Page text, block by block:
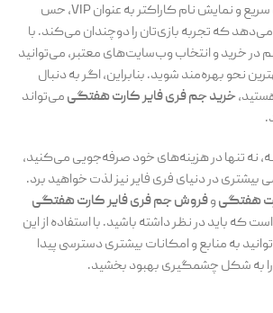
علاوه بر این، فعال‌سازی سریع و نمایش نام کاراکتر به عنوان VIP، حس
می‌دهد که تجربه بازی‌تان را دوچندان می‌کند. با
خرید و انتخاب وب‌سایت‌های معتبر، می‌توانید
نحو بهره‌مند شوید. بنابراین، اگر به دنبال
خرید جم فری فایر کارت هفتگیمی‌تواند
نه تنها در هزینه‌های خود صرفه‌جویی می‌کنید،
بیشتری در دنیای فری فایر نیز لذت خواهید برد.
هفتگیوفروش جم فری فایر کارت هفتگی
که باید در نظر داشته باشید. با استفاده از این
به منابع و امکانات بیشتری دسترسی پیدا
را به شکل چشمگیری بهبود بخشید.